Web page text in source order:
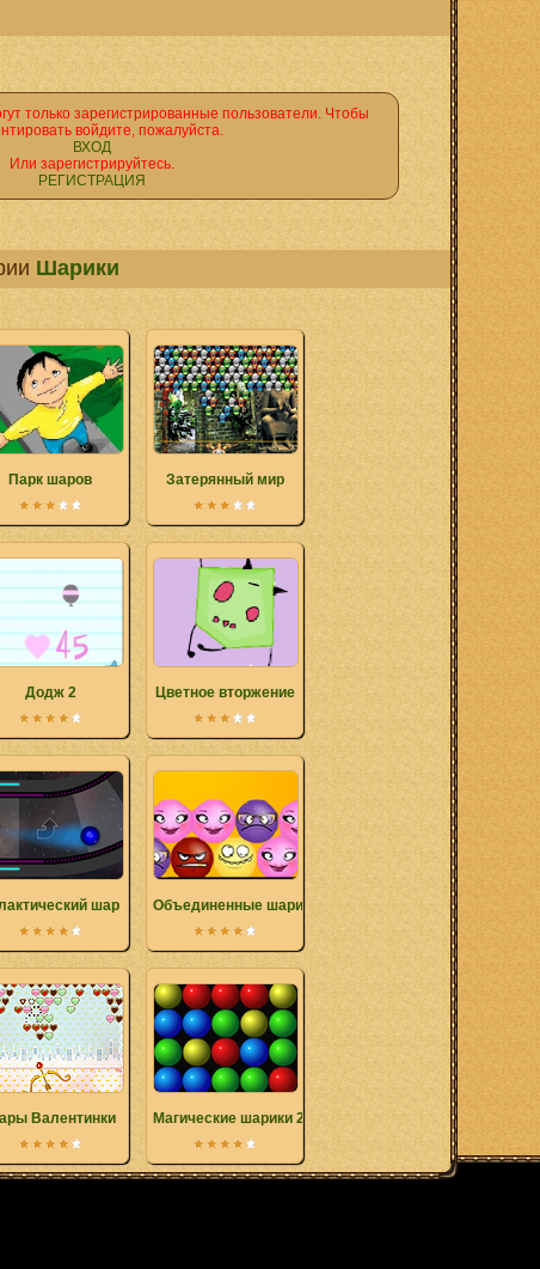
только зарегистрированные пользователи. Чтобы
войдите, пожалуйста.
ВХОД
Или зарегистрируйтесь.
РЕГИСТРАЦИЯ
Шарики
Парк шаров Затерянный мир
Додж 2 Цветное вторжение
шар Объединенные шарики
Валентинки Магические шарики 2